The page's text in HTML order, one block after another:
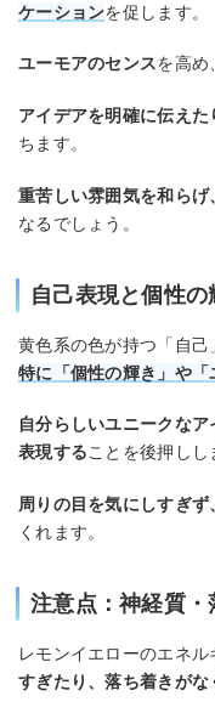
ケーションを促します。
ユーモアのセンスを高め
アイデアを明確に伝え
ちます。
重苦しい雰囲気を和ら
なるでしょう。
自己表現と個性の
黄色系の色が持つ「自
特に「個性の輝き」や「
自分らしいユニークな
表現することを後押しし
周りの目を気にしすぎ
くれます。
注意点：神経質・
レモンイエローのエネル
すぎたり、落ち着きがな